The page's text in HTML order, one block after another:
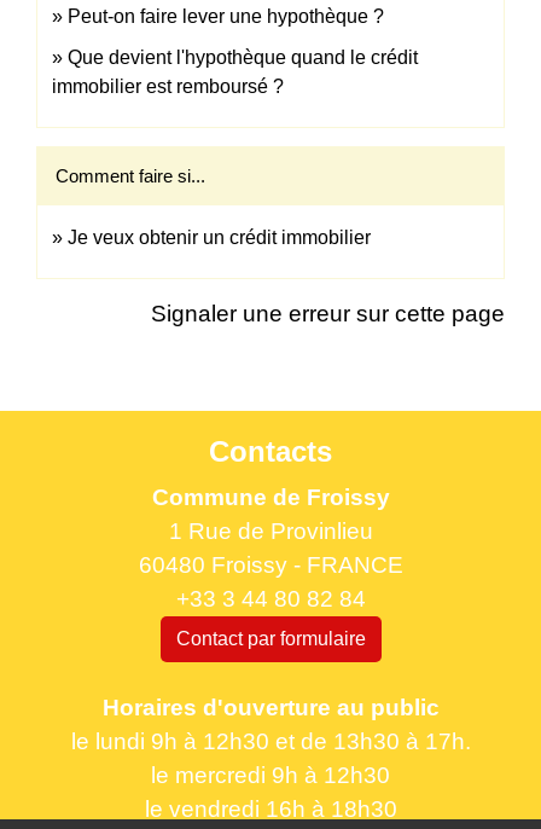
Peut-on faire lever une hypothèque ?
Que devient l'hypothèque quand le crédit
immobilier est remboursé ?
Comment faire si...
Je veux obtenir un crédit immobilier
Signaler une erreur sur cette page
Contacts
Commune de Froissy
1 Rue de Provinlieu
60480 Froissy - FRANCE
+33 3 44 80 82 84
Contact par formulaire
Horaires d'ouverture au public
le lundi 9h à 12h30 et de 13h30 à 17h.
le mercredi 9h à 12h30
le vendredi 16h à 18h30